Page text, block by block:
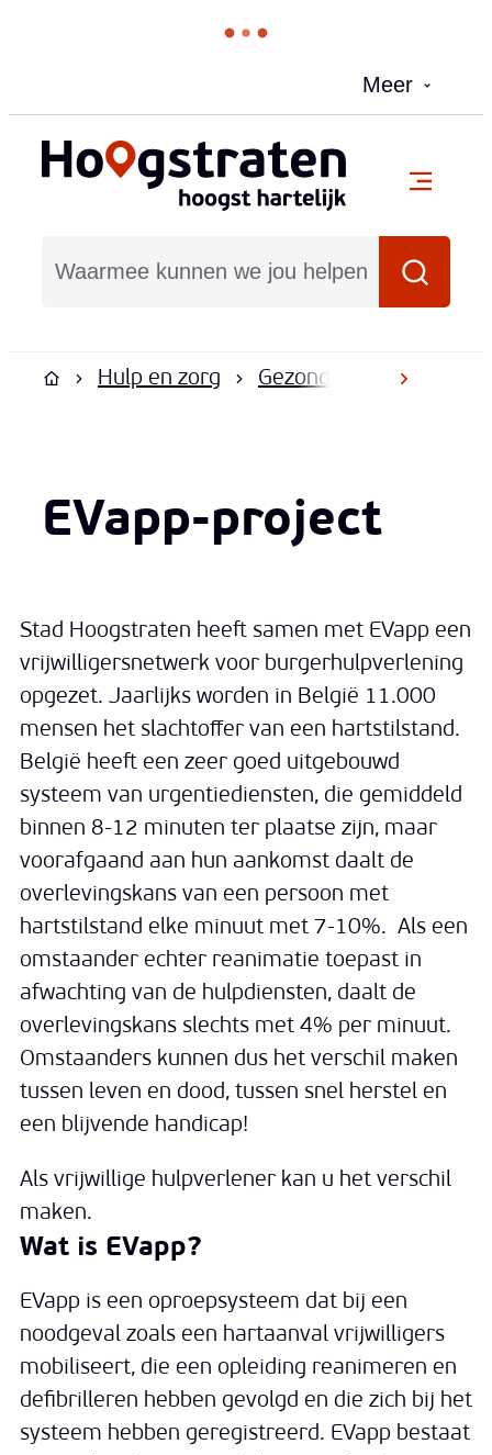
Meer
Hoogstraten
Zoeken
menu
scroll
Startpagina
Hulp en zorg Gezondheid
EVapp-project
Stad Hoogstraten heeft samen met EVapp een
vrijwilligersnetwerk voor burgerhulpverlening
opgezet. Jaarlijks worden in België 11.000
mensen het slachtoffer van een hartstilstand.
België heeft een zeer goed uitgebouwd
systeem van urgentiediensten, die gemiddeld
binnen 8-12 minuten ter plaatse zijn, maar
voorafgaand aan hun aankomst daalt de
overlevingskans van een persoon met
hartstilstand elke minuut met 7-10%. Als een
omstaander echter reanimatie toepast in
afwachting van de hulpdiensten, daalt de
overlevingskans slechts met 4% per minuut.
Omstaanders kunnen dus het verschil maken
tussen leven en dood, tussen snel herstel en
een blijvende handicap!
Als vrijwillige hulpverlener kan u het verschil
maken.
Wat is EVapp?
EVapp is een oproepsysteem dat bij een
noodgeval zoals een hartaanval vrijwilligers
mobiliseert, die een opleiding reanimeren en
defibrilleren hebben gevolgd en die zich bij het
systeem hebben geregistreerd. EVapp bestaat